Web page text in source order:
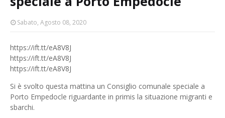
Sabato, Agosto 08, 2020
https://ift.tt/eA8V8J
https://ift.tt/eA8V8J
https://ift.tt/eA8V8J
Si è svolto questa mattina un Consiglio comunale speciale a
Porto Empedocle riguardante in primis la situazione migranti e
sbarchi.